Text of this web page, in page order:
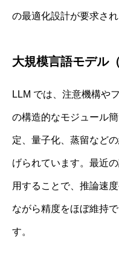
の最適化設計が要求され
大規模言語モデル
LLM では、注意機構や
の構造的なモジュール
定、量子化、蒸留など
げられています。最近
用することで、推論速
ながら精度をほぼ維持
す。